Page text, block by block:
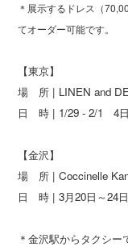
＊展示するドレス（
てオーダー可能です。
【東京】
場 所 | LINEN and
日 時 | 1/29 - 2/1 4
【金沢】
場 所 | Coccinelle
日 時 | 3月20日～24
＊金沢駅からタクシ